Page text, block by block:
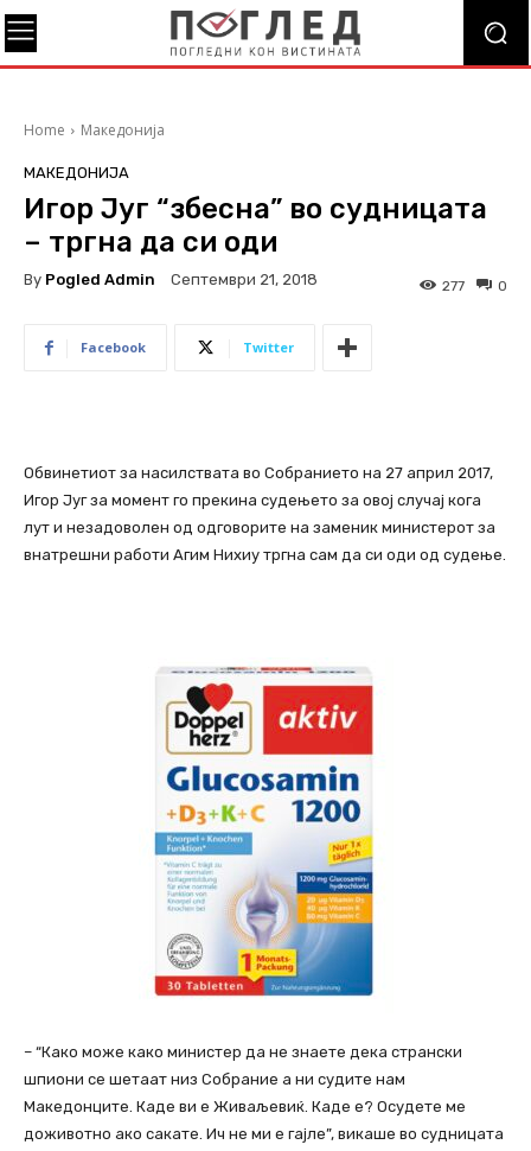
Home Македонија
МАКЕДОНИЈА
Игор Југ “збесна” во судницата
– тргна да си оди
By Pogled Admin Септември 21, 2018 0
277
Facebook Twitter
Обвинетиот за насилствата во Собранието на 27 април 2017,
Игор Југ за момент го прекина судењето за овој случај кога
лут и незадоволен од одговорите на заменик министерот за
внатрешни работи Агим Нихиу тргна сам да си оди од судење.
– “Како може како министер да не знаете дека странски
шпиони се шетаат низ Собрание а ни судите нам
Македонците. Каде ви е Живаљевиќ. Каде е? Осудете ме
доживотно ако сакате. Ич не ми е гајле”, викаше во судницата